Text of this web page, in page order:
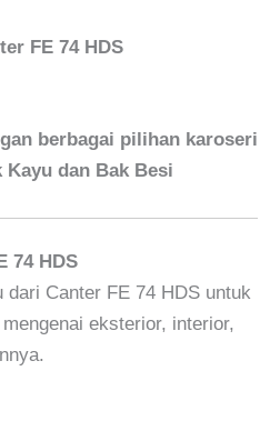
FE 74 HDS
berbagai pilihan karoseri
dan Bak Besi
74 HDS
dari Canter FE 74 HDS untuk
eksterior, interior,